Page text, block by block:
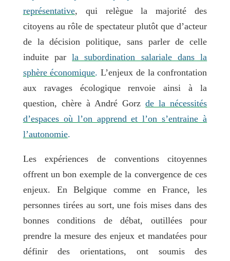
représentative, qui relègue la majorité des
citoyens au rôle de spectateur plutôt que d’acteur
de la décision politique, sans parler de celle
induite parla subordination salariale dans la
sphère économique.L’enjeux de la confrontation
aux ravages écologique renvoie ainsi à la
question, chère à André Gorzde la nécessités
d’espaces où l’on apprend et l’on s’entraine à
l’autonomie.
Les expériences de conventions citoyennes
offrent un bon exemple de la convergence de ces
enjeux. En Belgique comme en France, les
personnes tirées au sort, une fois mises dans des
bonnes conditions de débat, outillées pour
prendre la mesure des enjeux et mandatées pour
définir des orientations, ont soumis des